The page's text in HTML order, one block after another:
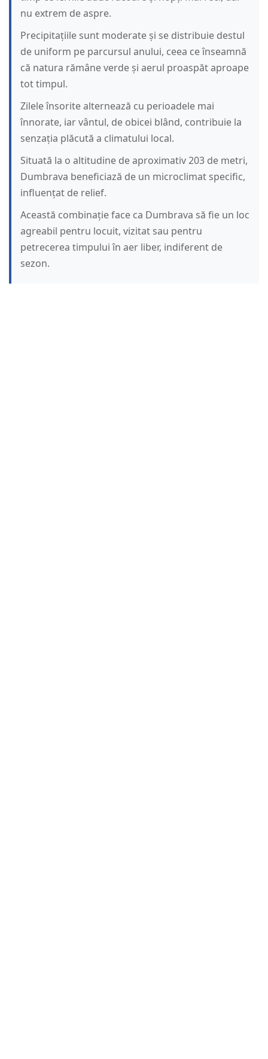
nu extrem de aspre.
Precipitațiile sunt moderate și se distribuie destul
de uniform pe parcursul anului, ceea ce înseamnă
că natura rămâne verde și aerul proaspăt aproape
tot timpul.
Zilele însorite alternează cu perioadele mai
înnorate, iar vântul, de obicei blând, contribuie la
senzația plăcută a climatului local.
Situată la o altitudine de aproximativ 203 de metri,
Dumbrava beneficiază de un microclimat specific,
influențat de relief.
Această combinație face ca Dumbrava să fie un loc
agreabil pentru locuit, vizitat sau pentru
petrecerea timpului în aer liber, indiferent de
sezon.